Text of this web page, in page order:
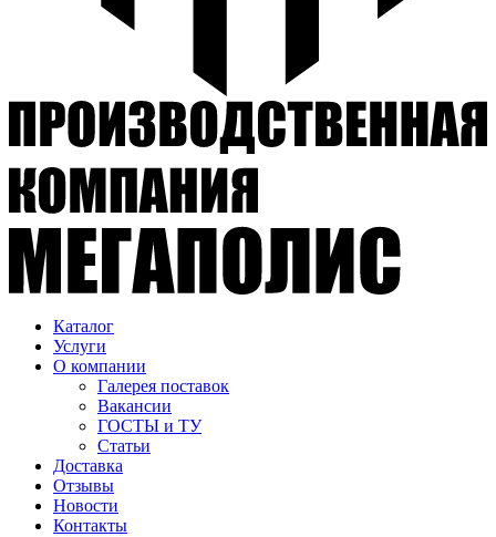
Каталог
Услуги
О компании
Галерея поставок
Вакансии
ГОСТЫ и ТУ
Статьи
Доставка
Отзывы
Новости
Контакты